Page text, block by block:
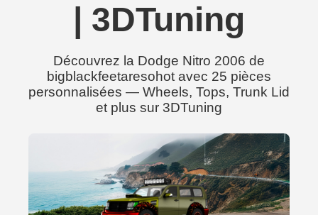
| 3DTuning
Découvrez la Dodge Nitro 2006 de
bigblackfeetaresohot avec 25 pièces
personnalisées — Wheels, Tops, Trunk Lid
et plus sur 3DTuning